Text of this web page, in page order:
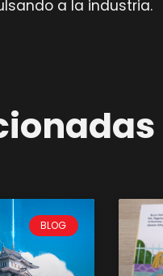
a la industria.
BLOG